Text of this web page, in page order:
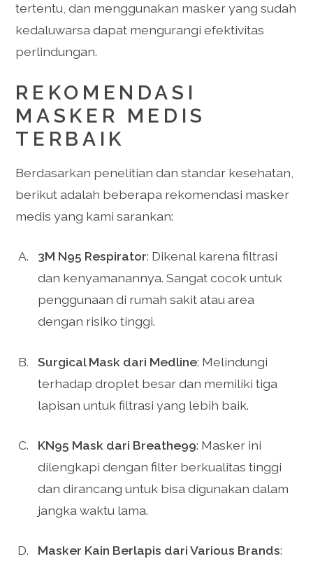
tertentu, dan menggunakan masker yang sudah
kedaluwarsa dapat mengurangi efektivitas
perlindungan.
REKOMENDASI
MASKER MEDIS
TERBAIK
Berdasarkan penelitian dan standar kesehatan,
berikut adalah beberapa rekomendasi masker
medis yang kami sarankan:
3M N95 Respirator: Dikenal karena filtrasi
dan kenyamanannya. Sangat cocok untuk
penggunaan di rumah sakit atau area
dengan risiko tinggi.
Surgical Mask dari Medline: Melindungi
terhadap droplet besar dan memiliki tiga
lapisan untuk filtrasi yang lebih baik.
KN95 Mask dari Breathe99: Masker ini
dilengkapi dengan filter berkualitas tinggi
dan dirancang untuk bisa digunakan dalam
jangka waktu lama.
Masker Kain Berlapis dari Various Brands: